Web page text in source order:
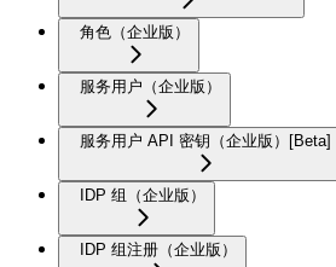
角色（企业版）
服务用户（企业版）
服务用户 API 密钥（企业版）[Beta]
IDP 组（企业版）
IDP 组注册（企业版）